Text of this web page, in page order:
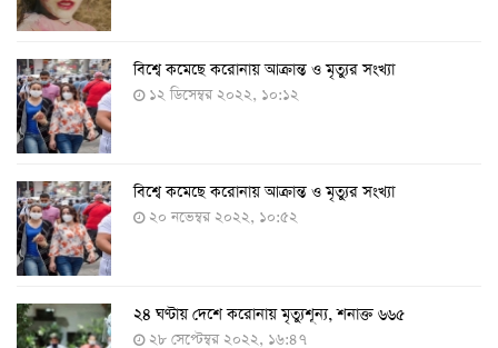
বিশ্বে কমেছে করোনায় আক্রান্ত ও মৃত্যুর সংখ্যা
১২ ডিসেম্বর ২০২২, ১০:১২
বিশ্বে কমেছে করোনায় আক্রান্ত ও মৃত্যুর সংখ্যা
২০ নভেম্বর ২০২২, ১০:৫২
২৪ ঘণ্টায় দেশে করোনায় মৃত্যুশূন্য, শনাক্ত ৬৬৫
২৮ সেপ্টেম্বর ২০২২, ১৬:৪৭